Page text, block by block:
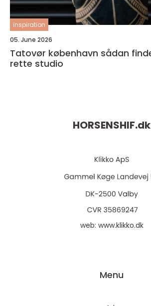
inspiration
05. June 2026
Tatovør københavn sådan finder du det
rette studio
HORSENSHIF.dk
web: www.klikko.dk
Menu